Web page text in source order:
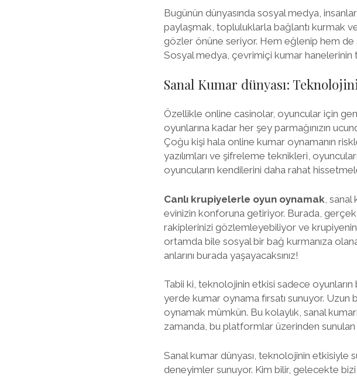
Bugünün dünyasında sosyal medya,
paylaşmak, topluluklarla bağlantı kurmak
gözler önüne seriyor. Hem eğlenip hem de
Sosyal medya, çevrimiçi kumar hanelerinin
Sanal Kumar dünyası:
Özellikle online casinolar, oyuncular için
oyunlarına kadar her şey parmağınızın
Çoğu kişi hala online kumar oynamanın
yazılımları ve şifreleme teknikleri,
oyuncuların kendilerini daha rahat
Canlı krupiyelerle oyun oynamak ,
evinizin konforuna getiriyor. Burada, gerçek
rakiplerinizi gözlemleyebiliyor ve
ortamda bile sosyal bir bağ kurmanıza
anlarını burada yaşayacaksınız!
Tabii ki, teknolojinin etkisi sadece oyunların
yerde kumar oynama fırsatı sunuyor.
oynamak mümkün. Bu kolaylık, sanal
zamanda, bu platformlar üzerinden
Sanal kumar dünyası, teknolojinin
deneyimler sunuyor. Kim bilir, gelecekte